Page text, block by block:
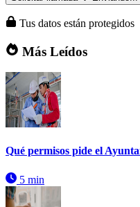
Tus datos están protegidos
Más Leídos
Qué permisos pide el
5 min